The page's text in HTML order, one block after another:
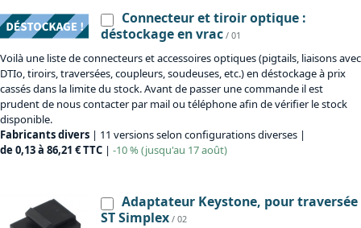
Connecteur et tiroir optique :
déstockage en vrac / 01
Voilà une liste de connecteurs et accessoires optiques (pigtails, liaisons avec
DTIo, tiroirs, traversées, coupleurs, soudeuses, etc.) en déstockage à prix
cassés dans la limite du stock. Avant de passer une commande il est
prudent de nous contacter par mail ou téléphone afin de vérifier le stock
disponible.
Fabricants divers | 11 versions selon configurations diverses |
de 0,13 à 86,21 € TTC | -10 % (jusqu'au 17 août)
Adaptateur Keystone, pour traversée
ST Simplex / 02